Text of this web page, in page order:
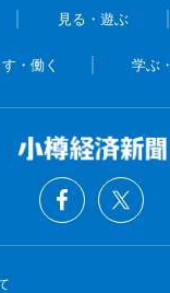
見る・遊ぶ
・働く 学ぶ